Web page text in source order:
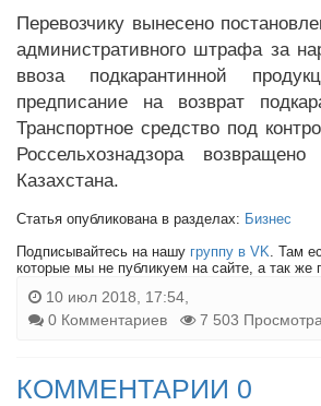
Перевозчику вынесено
административного штрафа за
ввоза подкарантинной
предписание на возврат
Транспортное средство под
Россельхознадзора
Казахстана.
Статья опубликована в разделах: Бизнес
Подписывайтесь на нашу группу в VK. Там
которые мы не публикуем на сайте, а так же
10 июл 2018, 17:54,
0 Комментариев
7 503
КОММЕНТАРИИ 0